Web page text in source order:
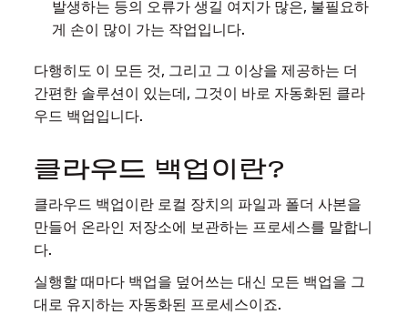
발생하는 등의 오류가 생길 여지가 많은, 불필요하
게 손이 많이 가는 작업입니다.
다행히도 이 모든 것, 그리고 그 이상을 제공하는 더
간편한 솔루션이 있는데, 그것이 바로 자동화된 클라
우드 백업입니다.
클라우드 백업이란?
클라우드 백업이란 로컬 장치의 파일과 폴더 사본을
만들어 온라인 저장소에 보관하는 프로세스를 말합니
다.
실행할 때마다 백업을 덮어쓰는 대신 모든 백업을 그
대로 유지하는 자동화된 프로세스이죠.